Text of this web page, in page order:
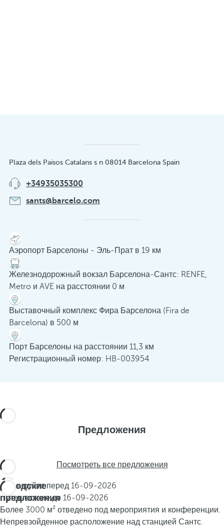
Plaza dels Paisos Catalans s n 08014 Barcelona Spain
+34935035300
sants@barcelo.com
Аэропорт Барселоны - Эль-Прат в 19 км
Железнодорожный вокзал Барселона-Сантс: RENFE,
Metro и AVE на расстоянии 0 м
Выставочный комплекс Фира Барселона (Fira de
Barcelona) в 500 м
Порт Барселоны на расстоянии 11,3 км
Регистрационный номер: HB-003954
Предложения
Посмотреть все предложения
Городские
предложения
Бронируйте перед 16-09-2026
Путешествие до 16-09-2026
Более 3000 м² отведено под мероприятия и конференции.
Непревзойденное расположение над станцией Сантс.